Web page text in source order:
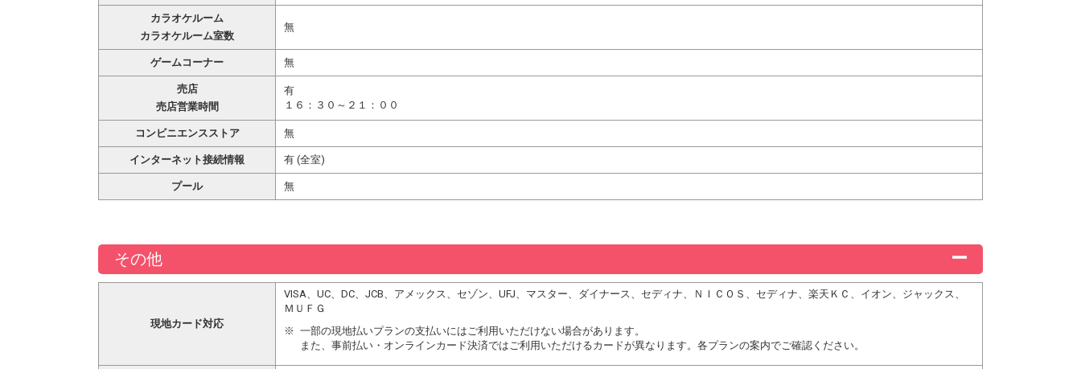
カラオケルーム
カラオケルーム室数
無
ゲームコーナー 無
売店
売店営業時間
有
１６：３０～２１：００
コンビニエンスストア 無
インターネット接続情報 有 (全室)
プール 無
その他
現地カード対応
VISA、UC、DC、JCB、アメックス、セゾン、UFJ、マスター、ダイナース、セディナ、ＮＩＣＯＳ、セディナ、楽天ＫＣ、イオン、ジャックス、
ＭＵＦＧ
一部の現地払いプランの支払いにはご利用いただけない場合があります。
また、事前払い・オンラインカード決済ではご利用いただけるカードが異なります。各プランの案内でご確認ください。